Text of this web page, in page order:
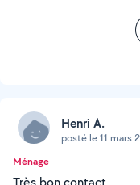
Henri A.
posté le 11 mars
Ménage